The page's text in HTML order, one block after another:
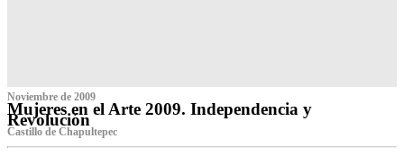
Noviembre de 2009
Mujeres en el Arte 2009. Independencia y
Revolución
Castillo de Chapultepec